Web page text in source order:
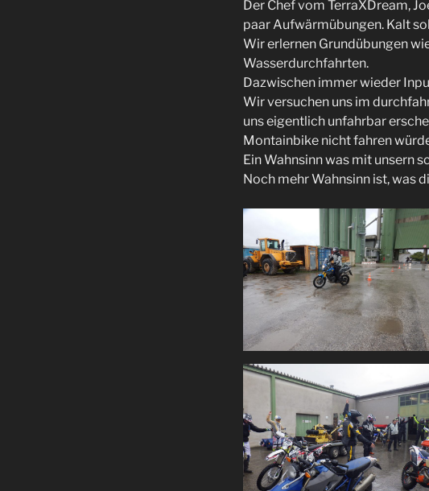
Der Chef vom TerraXDream,
paar Aufwärmübungen. Kalt
Wir erlernen Grundübungen
Wasserdurchfahrten.
Dazwischen immer wieder
Wir versuchen uns im
uns eigentlich unfahrbar
Montainbike nicht fahren
Ein Wahnsinn was mit unsern
Noch mehr Wahnsinn ist, was